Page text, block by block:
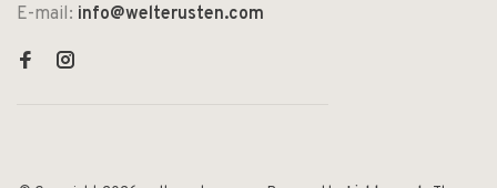
E-mail: info@welterusten.com